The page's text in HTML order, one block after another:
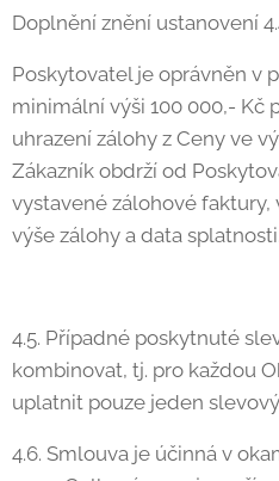
Doplnění znění ustanovení
Poskytovatel je oprávněn v
minimální výši 100 000,- Kč
uhrazení zálohy z Ceny ve
Zákazník obdrží od
vystavené zálohové
výše zálohy a data splatnosti.
4.5. Případné poskytnuté
kombinovat, tj. pro každou
uplatnit pouze jeden
4.6. Smlouva je účinná v